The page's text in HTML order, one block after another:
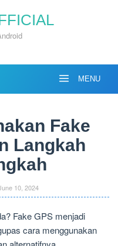
MENU
Fake
Langkah
10, 2024
Fake GPS menjadi
cara menggunakan